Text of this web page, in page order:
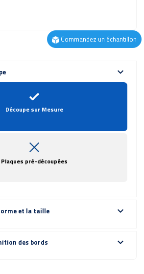
Commandez un échantillon
expand_more
Découpe sur Mesure
Plaques pré-découpées
et la taille expand_more
des bords expand_more